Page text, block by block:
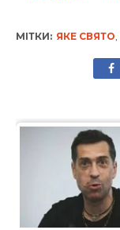
МІТКИ: ЯКЕ СВЯТО,